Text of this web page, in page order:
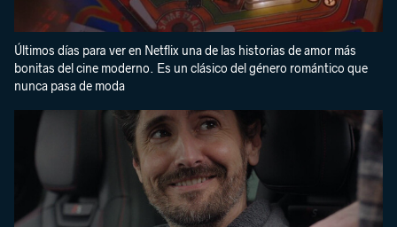
Últimos días para ver en Netflix una de las historias de amor más
bonitas del cine moderno. Es un clásico del género romántico que
nunca pasa de moda